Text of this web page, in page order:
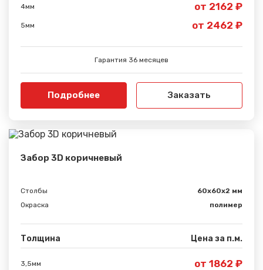
4мм от 2162 ₽
5мм от 2462 ₽
Гарантия 36 месяцев
Подробнее Заказать
Забор 3D коричневый
Столбы
60х60х2 мм
Окраска
полимер
Толщина Цена за п.м.
3,5мм от 1862 ₽